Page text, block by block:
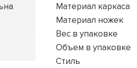
Материал каркаса
Материал ножек
Вес в упаковке
Объем в упаковке
Стиль